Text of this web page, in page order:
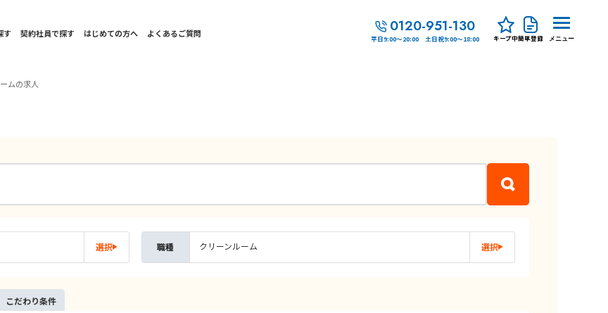
す 契約社員で探す はじめての方へ よくあるご質問 0120-951-130
平日9:00～20:00 土日祝9:00～18:00 キープ中簡単登録 メニュー
ムの求人
選択 職種 クリーンルーム 選択
こだわり条件